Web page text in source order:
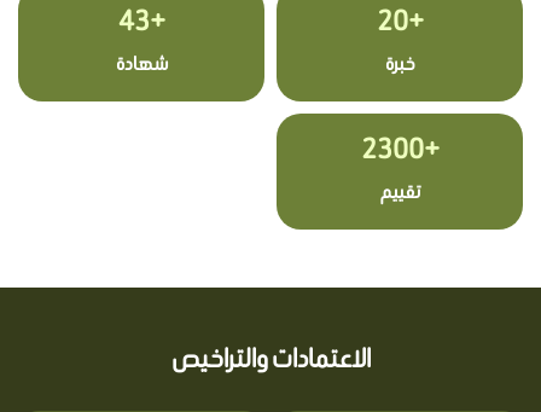
+20
خبرة
+43
شهادة
+2300
تقييم
الاعتمادات والتراخيص